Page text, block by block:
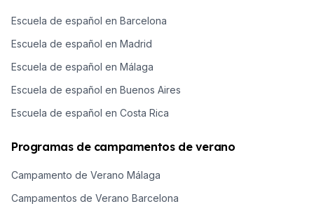
Escuela de español en Barcelona
Escuela de español en Madrid
Escuela de español en Málaga
Escuela de español en Buenos Aires
Escuela de español en Costa Rica
Programas de campamentos de verano
Campamento de Verano Málaga
Campamentos de Verano Barcelona